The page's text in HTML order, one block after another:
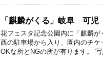
「麒麟がくる」岐阜 可児
花フェスタ記念公園内に「麒麟
西の駐車場から入り、園内のチ
OKな所とNGの所が有ります。